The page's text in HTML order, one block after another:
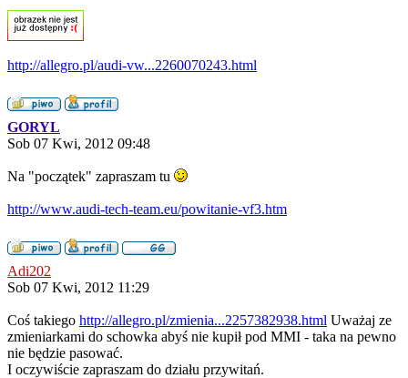
http://allegro.pl/audi-vw...2260070243.html
GORYL
Sob 07 Kwi, 2012 09:48
Na "początek" zapraszam tu
http://www.audi-tech-team.eu/powitanie-vf3.htm
Adi202
Sob 07 Kwi, 2012 11:29
Coś takiego http://allegro.pl/zmienia...2257382938.html Uważaj ze
zmieniarkami do schowka abyś nie kupił pod MMI - taka na pewno
nie będzie pasować.
I oczywiście zapraszam do działu przywitań.